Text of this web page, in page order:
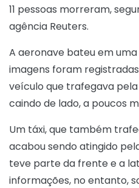
11 pessoas morreram,
agência Reuters.
A aeronave bateu em
imagens foram
veículo que trafegava
caindo de lado, a poucos
Um táxi, que também
acabou sendo atingido
teve parte da frente e a
informações, no entanto,